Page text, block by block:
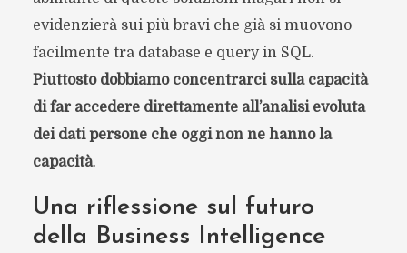
evidenzierà sui più bravi che già si muovono
facilmente tra database e query in SQL.
Piuttosto dobbiamo concentrarci sulla capacità
di far accedere direttamente all’analisi evoluta
dei dati persone che oggi non ne hanno la
capacità.
Una riflessione sul futuro
della Business Intelligence